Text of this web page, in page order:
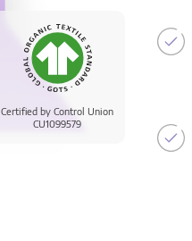
Certified by Control Union
CU1099579